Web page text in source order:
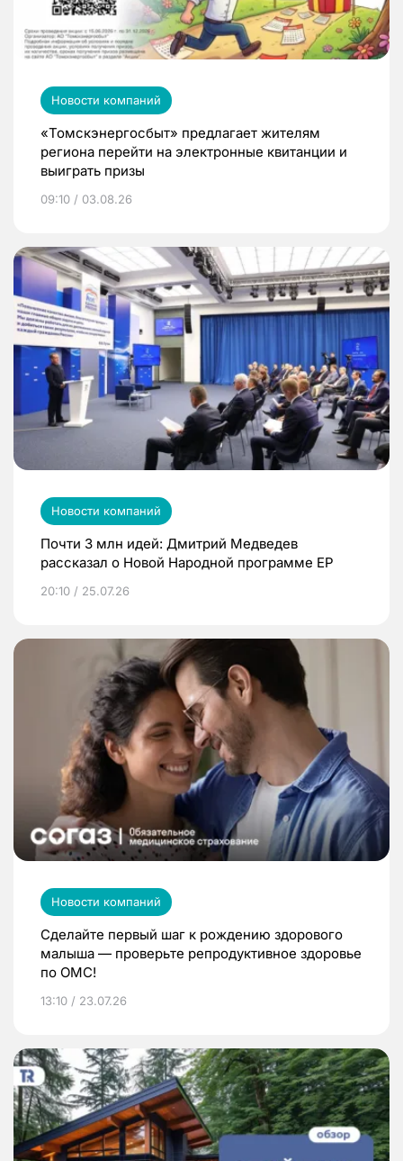
Новости компаний
«Томскэнергосбыт» предлагает жителям
региона перейти на электронные квитанции и
выиграть призы
09:10 / 03.08.26
Новости компаний
Почти 3 млн идей: Дмитрий Медведев
рассказал о Новой Народной программе ЕР
20:10 / 25.07.26
Новости компаний
Сделайте первый шаг к рождению здорового
малыша — проверьте репродуктивное здоровье
по ОМС!
13:10 / 23.07.26